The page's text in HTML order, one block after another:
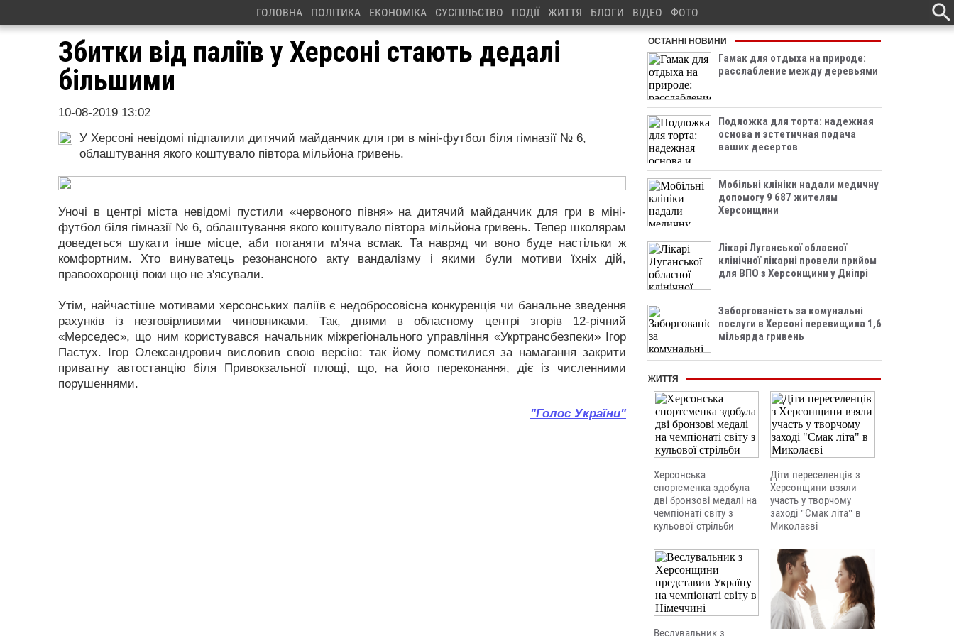
ГОЛОВНА ПОЛІТИКА ЕКОНОМІКА СУСПІЛЬСТВО ПОДІЇ ЖИТТЯ БЛОГИ ВІДЕО ФОТО
Збитки від паліїв у Херсоні стають дедалі
більшими
10-08-2019 13:02
У Херсоні невідомі підпалили дитячий майданчик для гри в міні-футбол біля гімназії № 6,
облаштування якого коштувало півтора мільйона гривень.
Уночі в центрі міста невідомі пустили «червоного півня» на дитячий майданчик для гри в міні-
футбол біля гімназії № 6, облаштування якого коштувало півтора мільйона гривень. Тепер школярам
доведеться шукати інше місце, аби поганяти м'яча всмак. Та навряд чи воно буде настільки ж
комфортним. Хто винуватець резонансного акту вандалізму і якими були мотиви їхніх дій,
правоохоронці поки що не з'ясували.
Утім, найчастіше мотивами херсонських паліїв є недобросовісна конкуренція чи банальне зведення
рахунків із незговірливими чиновниками. Так, днями в обласному центрі згорів 12-річний
«Мерседес», що ним користувався начальник міжрегіонального управління «Укртрансбезпеки» Ігор
Пастух. Ігор Олександрович висловив свою версію: так йому помстилися за намагання закрити
приватну автостанцію біля Привокзальної площі, що, на його переконання, діє із численними
порушеннями.
"Голос України"
ОСТАННІ НОВИНИ
Гамак для отдыха на природе:
расслабление между деревьями
Подложка для торта: надежная
основа и эстетичная подача
ваших десертов
Мобільні клініки надали медичну
допомогу 9 687 жителям
Херсонщини
Лікарі Луганської обласної
клінічної лікарні провели прийом
для ВПО з Херсонщини у Дніпрі
Заборгованість за комунальні
послуги в Херсоні перевищила 1,6
мільярда гривень
ЖИТТЯ
Херсонська
спортсменка здобула
дві бронзові медалі на
чемпіонаті світу з
кульової стрільби
Діти переселенців з
Херсонщини взяли
участь у творчому
заході "Смак літа" в
Миколаєві
Веслувальник з